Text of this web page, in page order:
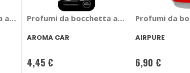
FRAGRANCE
Gigi - MR MRS FRAGRANCE
Profumi da bocchetta aria Geo Cat Cotton
AROMA CAR
4,45 €
Profumi da
AIRPURE
6,90 €